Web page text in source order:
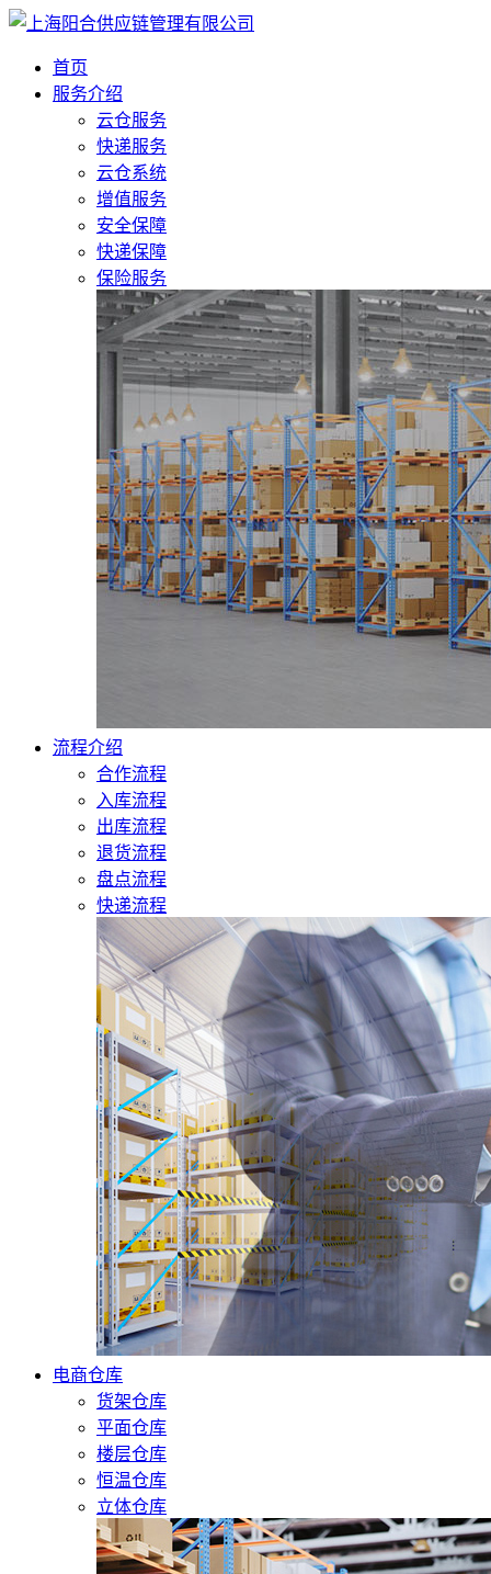
首页
服务介绍
云仓服务
快递服务
云仓系统
增值服务
安全保障
快递保障
保险服务
流程介绍
合作流程
入库流程
出库流程
退货流程
盘点流程
快递流程
电商仓库
货架仓库
平面仓库
楼层仓库
恒温仓库
立体仓库